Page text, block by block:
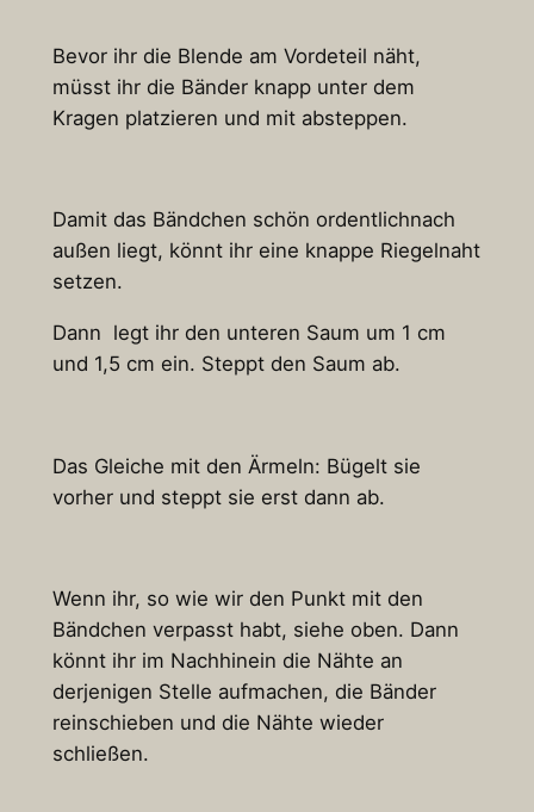
Bevor ihr die Blende am Vordeteil näht,
müsst ihr die Bänder knapp unter dem
Kragen platzieren und mit absteppen.
Damit das Bändchen schön ordentlichnach
außen liegt, könnt ihr eine knappe Riegelnaht
setzen.
Dann legt ihr den unteren Saum um 1 cm
und 1,5 cm ein. Steppt den Saum ab.
Das Gleiche mit den Ärmeln: Bügelt sie
vorher und steppt sie erst dann ab.
Wenn ihr, so wie wir den Punkt mit den
Bändchen verpasst habt, siehe oben. Dann
könnt ihr im Nachhinein die Nähte an
derjenigen Stelle aufmachen, die Bänder
reinschieben und die Nähte wieder
schließen.